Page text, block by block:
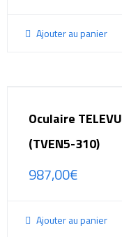
Ajouter au panier
Oculaire
(TVEN5-310)
987,00€
Ajouter au panier